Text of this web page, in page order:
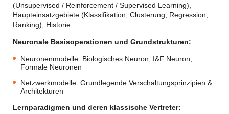
(Unsupervised / Reinforcement / Supervised Learning),
Haupteinsatzgebiete (Klassifikation, Clusterung, Regression,
Ranking), Historie
Neuronale Basisoperationen und Grundstrukturen:
Neuronenmodelle: Biologisches Neuron, I&F Neuron,
Formale Neuronen
Netzwerkmodelle: Grundlegende Verschaltungsprinzipien &
Architekturen
Lernparadigmen und deren klassische Vertreter: